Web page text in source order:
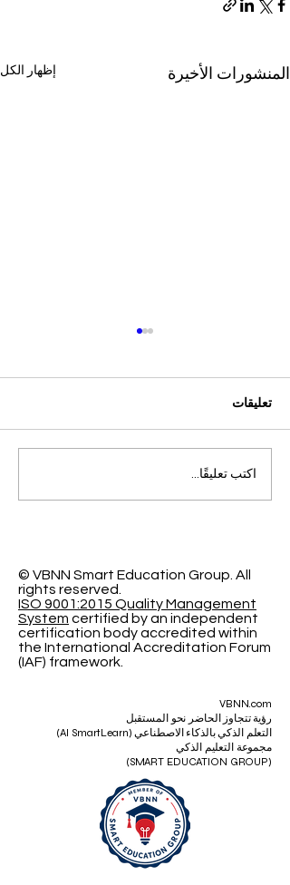
المنشورات الأخيرة إظهار الكل
التميز الأكاديمي العالمي: افتح
آفاقاً جديدة مع الجامعة
تعليقات
اكتب تعليقًا...
© VBNN Smart Education Group. All
rights reserved.
ISO 9001:2015 Quality Management
System certified by an independent
certification body accredited within
the International Accreditation Forum
(IAF) framework.
VBNN.com
رؤية تتجاوز الحاضر نحو المستقبل
التعلم الذكي بالذكاء الاصطناعي (AI SmartLearn)
مجموعة التعليم الذكي
(SMART EDUCATION GROUP)